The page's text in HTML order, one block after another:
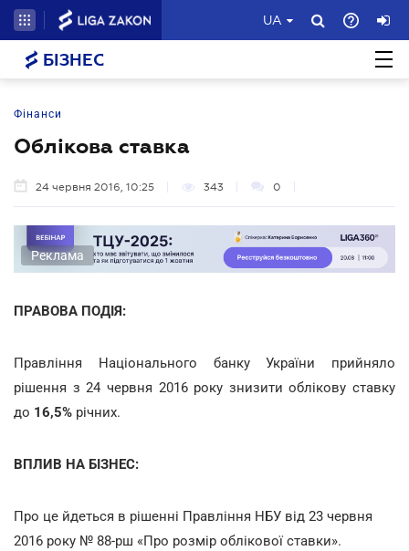
UA
БІЗНЕС
Фінанси
Облікова ставка
24 червня 2016, 10:25 343 0
Реклама
ПРАВОВА ПОДІЯ:
Правління Національного банку України прийняло
рішення з 24 червня 2016 року знизити облікову ставку
до 16,5% річних.
ВПЛИВ НА БІЗНЕС:
Про це йдеться в рішенні Правління НБУ від 23 червня
2016 року № 88-рш «Про розмір облікової ставки».